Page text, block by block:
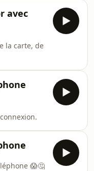
avec
la carte, de
😱🤔